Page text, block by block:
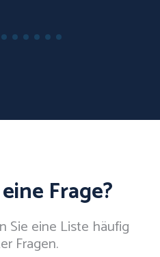
Frage?
Sie eine Liste häufig
Fragen.